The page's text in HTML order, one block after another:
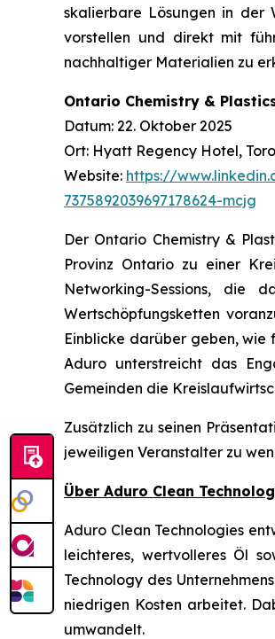
skalierbare Lösungen in der
vorstellen und direkt mit
nachhaltiger Materialien zu
Ontario Chemistry &
Datum: 22. Oktober 2025
Ort: Hyatt Regency Hotel,
Website: https://
7375892039697178624-mcjg
Der Ontario Chemistry &
Provinz Ontario zu einer
Networking-Sessions, die
Wertschöpfungsketten
Einblicke darüber geben, wie
Aduro unterstreicht das
Gemeinden die
Zusätzlich zu seinen
jeweiligen Veranstalter zu
Über Aduro Clean
Aduro Clean Technologies
leichteres, wertvolleres Öl
Technology des
niedrigen Kosten arbeitet.
umwandelt.